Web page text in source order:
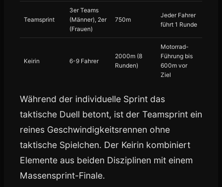
Teamsprint
3er Teams
(Männer), 2er
(Frauen)
750m
Jeder Fahrer
führt 1 Runde
Keirin 6-9 Fahrer
2000m (8
Runden)
Motorrad-
Führung bis
600m vor
Ziel
Während der individuelle Sprint das
taktische Duell betont, ist der Teamsprint ein
reines Geschwindigkeitsrennen ohne
taktische Spielchen. Der Keirin kombiniert
Elemente aus beiden Disziplinen mit einem
Massensprint-Finale.